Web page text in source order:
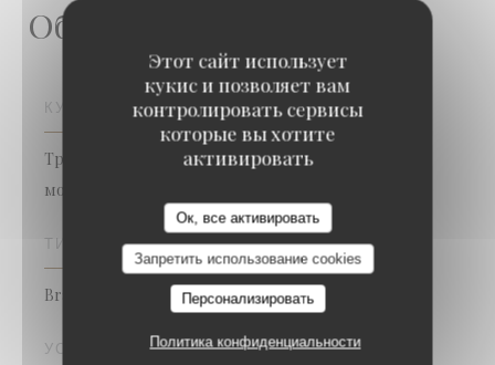
Этот сайт использует
кукис и позволяет вам
контролировать сервисы
которые вы хотите
активировать
Ок, все активировать
Запретить использование cookies
Персонализировать
Политика конфиденциальности
Общая информация
КУХНЯ
Традиционная кухня, Французский, Рыба и
морепродукты
ТИП ЗАВЕДЕНИЯ
Brasserie - Restaurant
УСЛУГИ